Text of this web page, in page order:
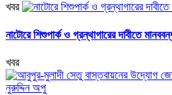
খবর
নাটোরে শিশুপার্ক ও গ্রন্থাগারের দাবীতে
খবর